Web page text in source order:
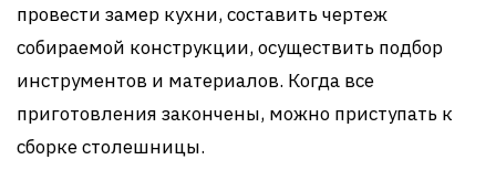
провести замер кухни, составить чертеж
собираемой конструкции, осуществить подбор
инструментов и материалов. Когда все
приготовления закончены, можно приступать к
сборке столешницы.